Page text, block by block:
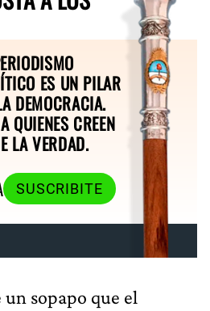
ES UN PILAR
DEMOCRACIA.
QUIENES CREEN
LA VERDAD.
SUSCRIBITE
sopapo que el